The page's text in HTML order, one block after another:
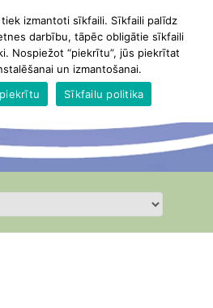
izmantoti sīkfaili. Sīkfaili palīdz
darbību, tāpēc obligātie sīkfaili
Nospiežot “piekrītu”, jūs piekrītat
un izmantošanai.
Sīkfailu politika